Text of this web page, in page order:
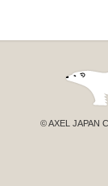
© AXEL JAPAN